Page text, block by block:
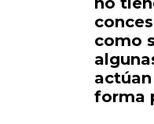
como
forma